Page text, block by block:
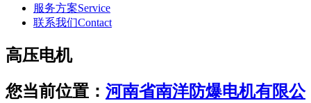
服务方案Service
联系我们Contact
高压电机
您当前位置： 河南省南洋防爆电机有限公